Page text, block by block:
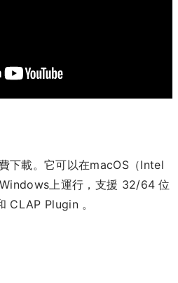
下載。它可以在macOS（Intel
上運行，支援 32/64 位
CLAP Plugin 。